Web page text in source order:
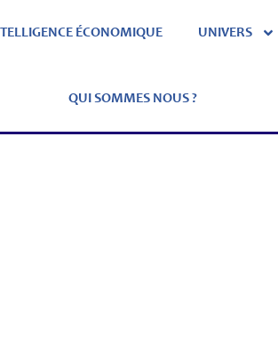
ÉCONOMIQUE UNIVERS
QUI SOMMES NOUS ?